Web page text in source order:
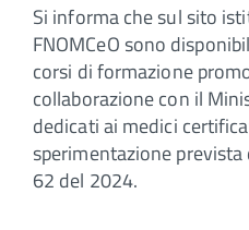
Si informa che sul sito
FNOMCeO sono
corsi di formazione
collaborazione con il
dedicati ai medici
sperimentazione
62 del 2024.